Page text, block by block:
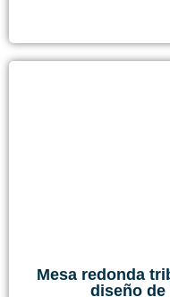
Mesa redonda
diseño